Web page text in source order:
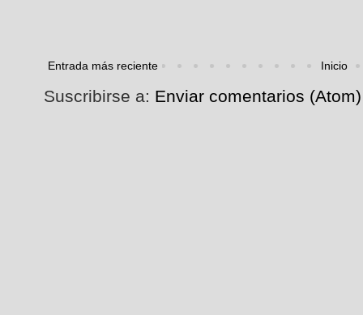
Entrada más reciente Inicio
Suscribirse a: Enviar comentarios (Atom)